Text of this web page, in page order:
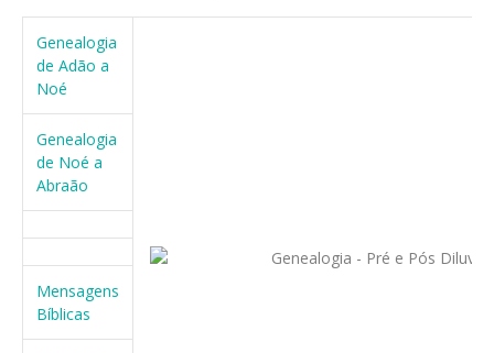
Genealogia
de Adão a
Noé
Genealogia
de Noé a
Abraão
Mensagens
Bíblicas